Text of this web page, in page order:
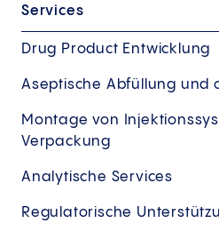
Services
Drug Product Entwicklung
Aseptische Abfüllung und
Montage von
Verpackung
Analytische Services
Regulatorische